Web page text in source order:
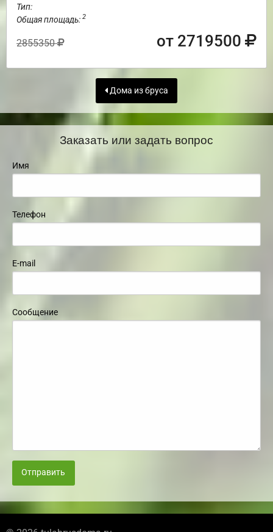
Тип:
Общая площадь: 2
2855350 от 2719500
Дома из бруса
Заказать или задать вопрос
Имя
Телефон
E-mail
Сообщение
Отправить